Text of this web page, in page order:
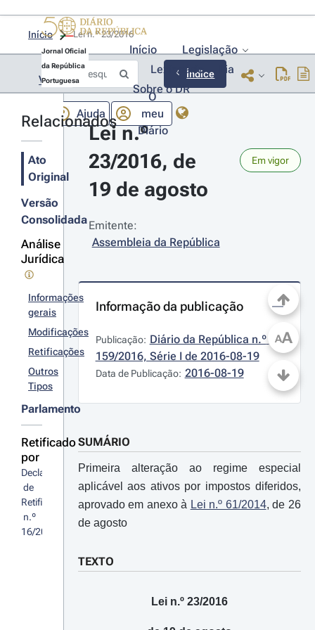
Jornal Oficial
da República
Portuguesa
Início
Legislação
Lexionário
Lia
Sobre o DR
Ajuda
O
meu
Diário
Início Lei n.º 23/2016
Voltar Índice
Relacionados
Ato
Original
Versão
Consolidada
Análise
Jurídica
Informações
gerais
Modificações
Retificações
Outros
Tipos
Parlamento
Retificado
por
Declaração
de
Retificação
n.º
16/2016
Lei n.º
23/2016, de
19 de agosto
Em vigor
Emitente:
Assembleia da República
Informação da publicação
Publicação: Diário da República n.º
159/2016, Série I de 2016-08-19
Data de Publicação: 2016-08-19
SUMÁRIO
Primeira alteração ao regime especial
aplicável aos ativos por impostos diferidos,
aprovado em anexo à Lei n.º 61/2014, de 26
de agosto
TEXTO
Lei n.º 23/2016
AA